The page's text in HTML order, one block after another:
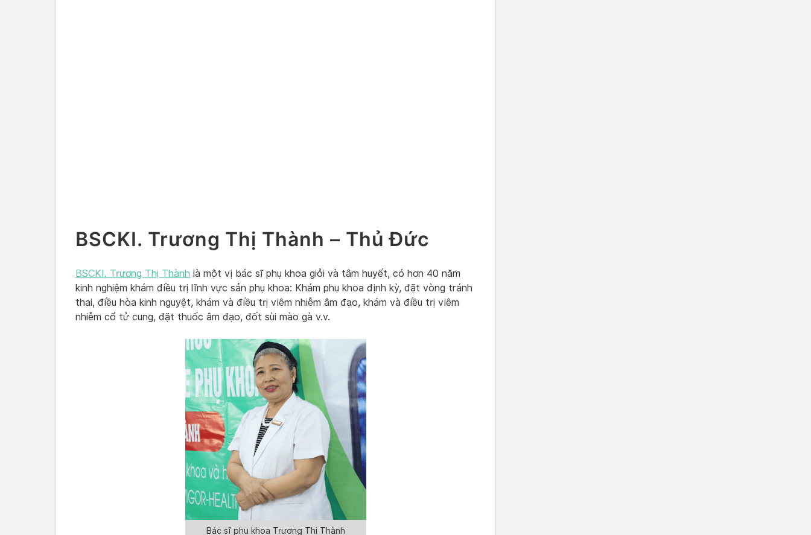
BSCKI. Trương Thị Thành – Thủ Đức
BSCKI. Trương Thị Thành là một vị bác sĩ phụ khoa giỏi và tâm huyết, có hơn 40 năm
kinh nghiệm khám điều trị lĩnh vực sản phụ khoa: Khám phụ khoa định kỳ, đặt vòng tránh
thai, điều hòa kinh nguyệt, khám và điều trị viêm nhiễm âm đạo, khám và điều trị viêm
nhiễm cổ tử cung, đặt thuốc âm đạo, đốt sùi mào gà v.v.
Bác sĩ phụ khoa Trương Thị Thành